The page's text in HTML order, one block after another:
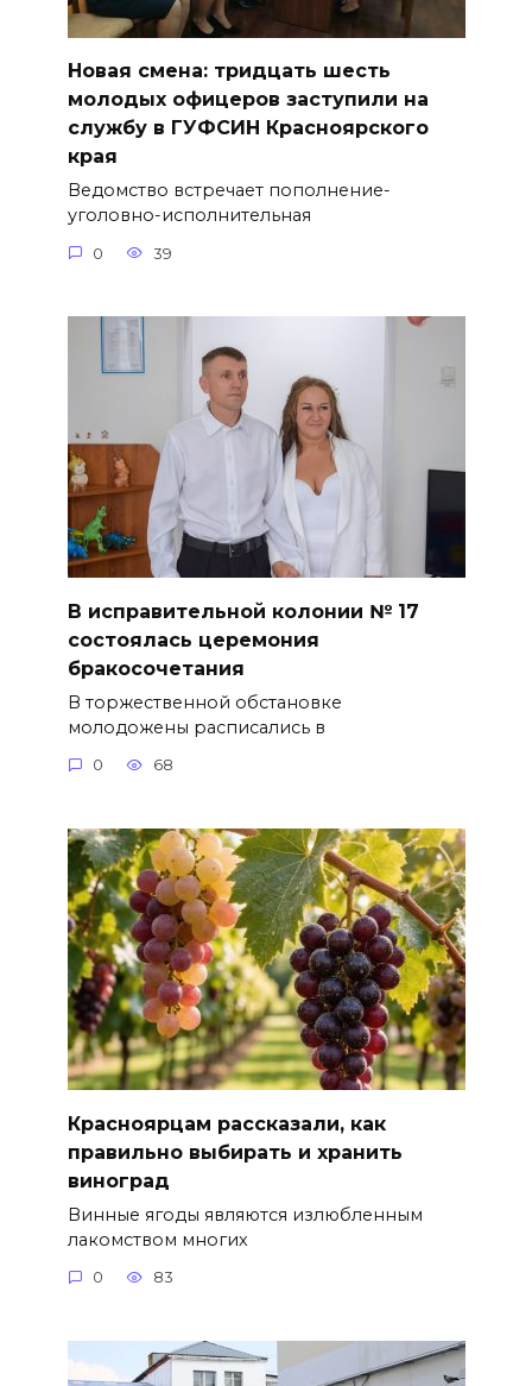
Новая смена: тридцать шесть
молодых офицеров заступили на
службу в ГУФСИН Красноярского
края
Ведомство встречает пополнение-
уголовно-исполнительная
0 39
В исправительной колонии № 17
состоялась церемония
бракосочетания
В торжественной обстановке
молодожены расписались в
0 68
Красноярцам рассказали, как
правильно выбирать и хранить
виноград
Винные ягоды являются излюбленным
лакомством многих
0 83